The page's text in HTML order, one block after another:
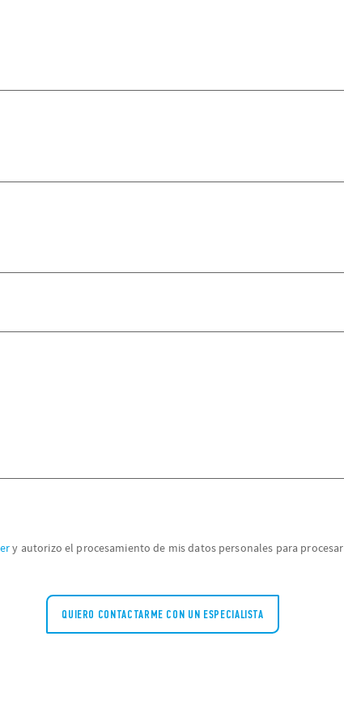
y autorizo ​​el procesamiento de mis datos personales para
QUIERO CONTACTARME CON UN ESPECIALISTA